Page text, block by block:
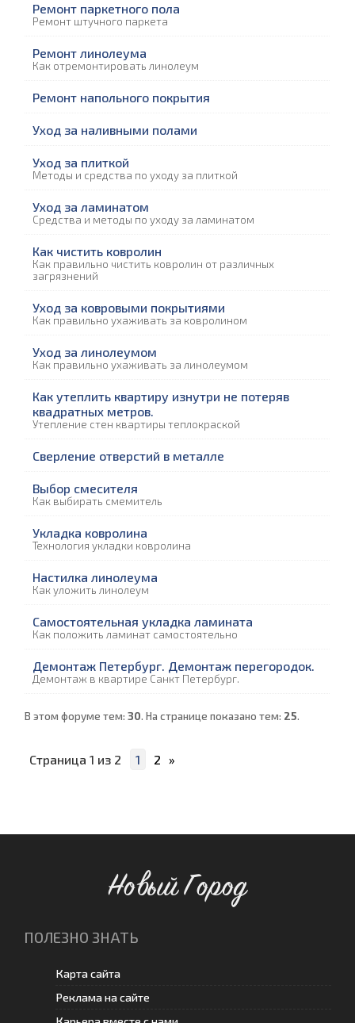
Ремонт паркетного пола
Ремонт штучного паркета
Ремонт линолеума
Как отремонтировать линолеум
Ремонт напольного покрытия
Уход за наливными полами
Уход за плиткой
Методы и средства по уходу за плиткой
Уход за ламинатом
Средства и методы по уходу за ламинатом
Как чистить ковролин
Как правильно чистить ковролин от различных
загрязнений
Уход за ковровыми покрытиями
Как правильно ухаживать за ковролином
Уход за линолеумом
Как правильно ухаживать за линолеумом
Как утеплить квартиру изнутри не потеряв
квадратных метров.
Утепление стен квартиры теплокраской
Сверление отверстий в металле
Выбор смесителя
Как выбирать смемитель
Укладка ковролина
Технология укладки ковролина
Настилка линолеума
Как уложить линолеум
Самостоятельная укладка ламината
Как положить ламинат самостоятельно
Демонтаж Петербург. Демонтаж перегородок.
Демонтаж в квартире Санкт Петербург.
В этом форуме тем: 30. На странице показано тем: 25.
Страница 1 из 2 1 2 »
Новый Город
ПОЛЕЗНО ЗНАТЬ
Карта сайта
Реклама на сайте